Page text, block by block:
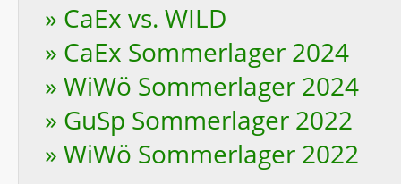
» CaEx vs. WILD
» CaEx Sommerlager 2024
» WiWö Sommerlager 2024
» GuSp Sommerlager 2022
» WiWö Sommerlager 2022